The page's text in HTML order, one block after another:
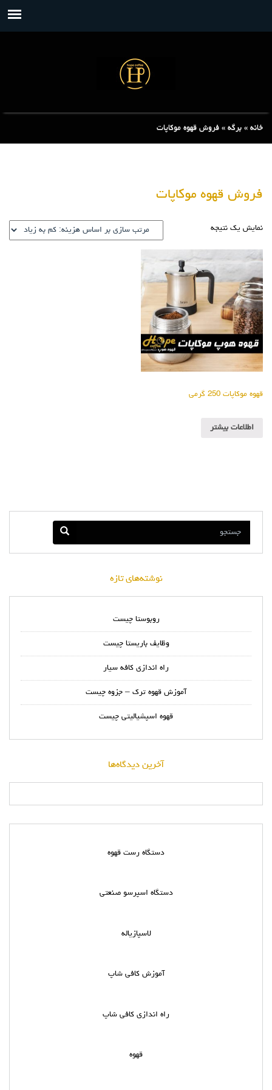
خانه » برگه » فروش قهوه موکاپات
فروش قهوه موکاپات
نمایش یک نتیجه
قهوه موکاپات 250 گرمی
اطلاعات بیشتر
نوشته‌های تازه
روبوستا چیست
وظایف باریستا چیست
راه اندازی کافه سیار
آموزش قهوه ترک – جزوه چیست
قهوه اسپشیالیتی چیست
آخرین دیدگاه‌ها
دستگاه رست قهوه
دستگاه اسپرسو صنعتی
لاسپازیاله
آموزش کافی شاپ
راه اندازی کافی شاپ
قهوه